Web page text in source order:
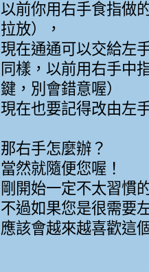
以前你用右手食指做
拉放），
現在通通可以交給左
同樣，以前用右手中
鍵，別會錯意喔）
現在也要記得改由左
那右手怎麼辦？
當然就隨便您喔！
剛開始一定不太習慣
不過如果您是很需要
應該會越來越喜歡這